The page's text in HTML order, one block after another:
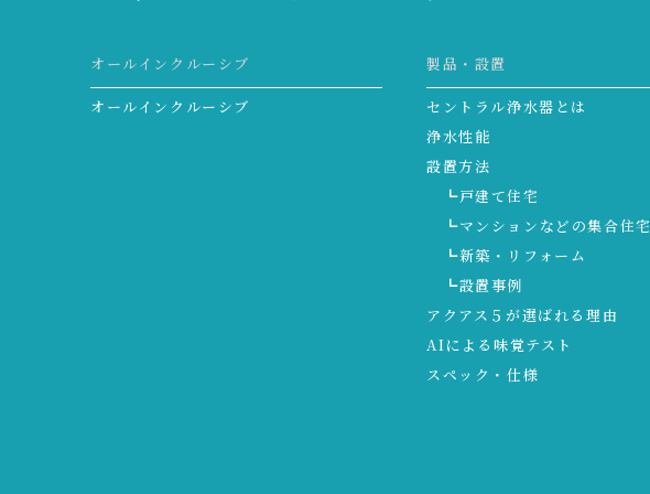
オールインクルーシブ
オールインクルーシブ
製品・設置
セントラル浄水器とは
浄水性能
設置方法
┗戸建て住宅
┗マンションなどの集合住宅
┗新築・リフォーム
┗設置事例
アクアス５が選ばれる理由
AIによる味覚テスト
スペック・仕様